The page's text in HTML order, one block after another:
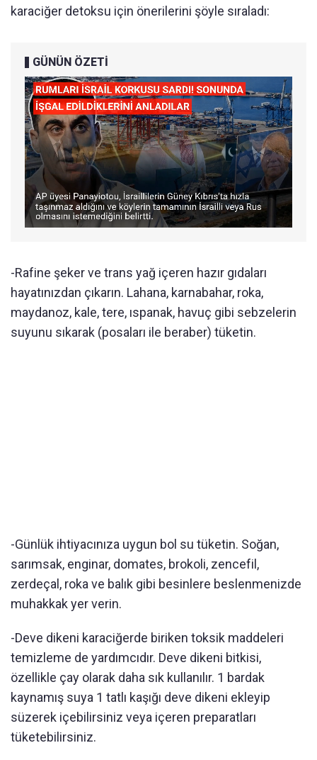
karaciğer detoksu için önerilerini şöyle sıraladı:
GÜNÜN ÖZETİ
-Rafine şeker ve trans yağ içeren hazır gıdaları
hayatınızdan çıkarın. Lahana, karnabahar, roka,
maydanoz, kale, tere, ıspanak, havuç gibi sebzelerin
suyunu sıkarak (posaları ile beraber) tüketin.
-Günlük ihtiyacınıza uygun bol su tüketin. Soğan,
sarımsak, enginar, domates, brokoli, zencefil,
zerdeçal, roka ve balık gibi besinlere beslenmenizde
muhakkak yer verin.
-Deve dikeni karaciğerde biriken toksik maddeleri
temizleme de yardımcıdır. Deve dikeni bitkisi,
özellikle çay olarak daha sık kullanılır. 1 bardak
kaynamış suya 1 tatlı kaşığı deve dikeni ekleyip
süzerek içebilirsiniz veya içeren preparatları
tüketebilirsiniz.